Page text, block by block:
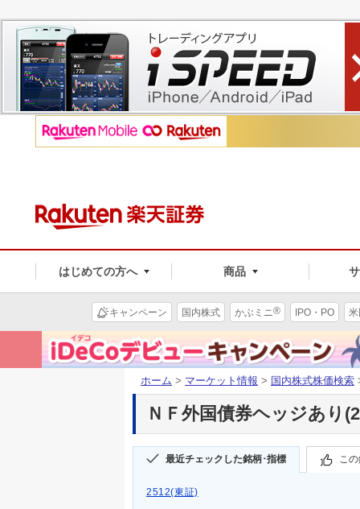
はじめての方へ 商品
キャンペーン 国内株式 かぶミニ® IPO・PO
ホーム > マーケット情報 > 国内株式株価検索
ＮＦ外国債券ヘッジあり
最近チェックした銘柄･指標 こ
2512(東証)